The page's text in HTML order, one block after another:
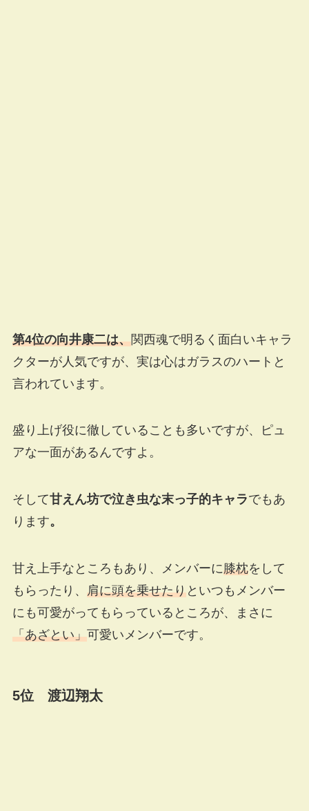
第4位の向井康二は、関西魂で明るく面白いキャラ
クターが人気ですが、実は心はガラスのハートと
言われています。
盛り上げ役に徹していることも多いですが、ピュ
アな一面があるんですよ。
そして甘えん坊で泣き虫な末っ子的キャラでもあ
ります。
甘え上手なところもあり、メンバーに膝枕をして
もらったり、 肩に頭を乗せたりといつもメンバー
にも可愛がってもらっているところが、まさに
「あざとい」可愛いメンバーです。
5位 渡辺翔太